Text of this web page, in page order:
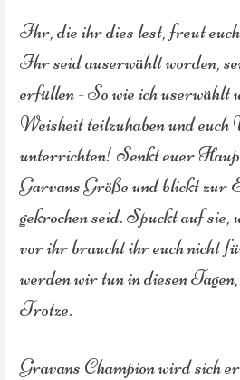
Ihr, die ihr dies lest, freut
Ihr seid auserwählt worden,
erfüllen - So wie ich userwählt
Weisheit teilzuhaben und euch
unterrichten! Senkt euer
Garvans Größe und blickt zur
gekrochen seid. Spuckt auf sie,
vor ihr braucht ihr euch nicht
werden wir tun in diesen
Trotze.
Gravans Champion wird sich